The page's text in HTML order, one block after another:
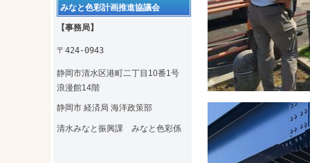
みなと色彩計画推進協議会
【事務局】
〒424-0943
静岡市清水区港町二丁目10番1号
浪漫館14階
静岡市 経済局 海洋政策部
清水みなと振興課 みなと色彩係